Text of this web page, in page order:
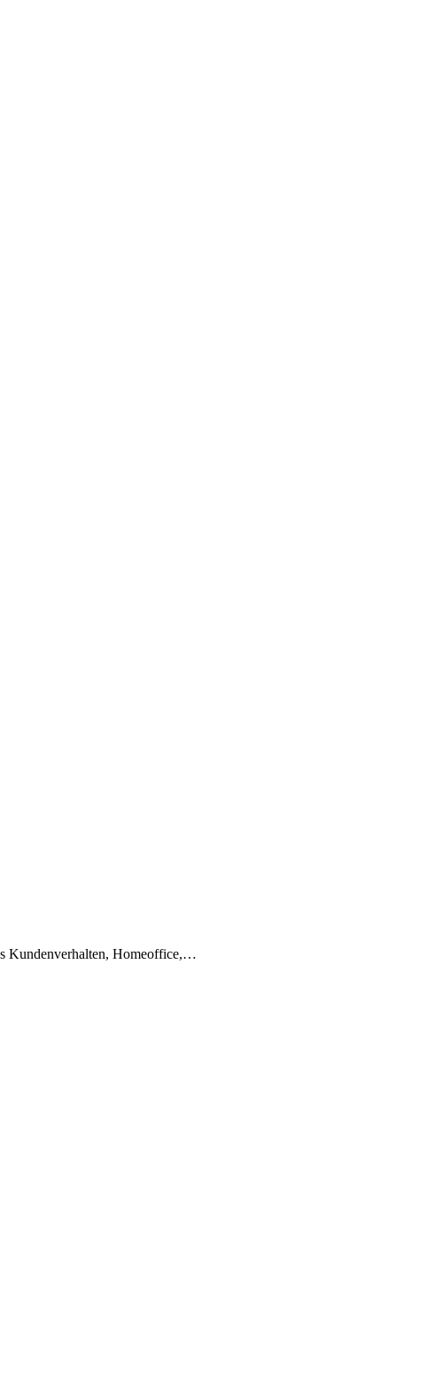
Kundenverhalten, Homeoffice,…